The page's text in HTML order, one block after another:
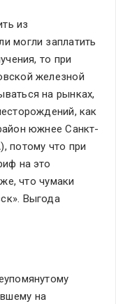
из
могли заплатить
то при
железной
на рынках,
как
южнее Санкт-
), потому что при
на это
что чумаки
Выгода
на